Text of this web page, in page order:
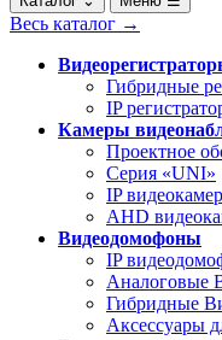
Весь каталог →
Гибридные
IP
Камеры
Проектное
Серия «UNI»
IP
AHD
Видеодомофоны
IP
Аналоговые
Гибридные
Аксессуары